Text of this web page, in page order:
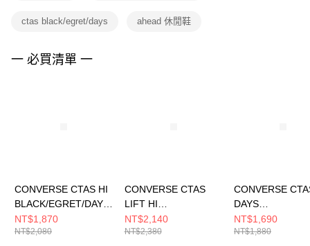
３．未成年的使用者請事先徵得法定代理人或監護人之同意方可使用
４．使用「AFTEE先享後付」時，將依據個別帳號之用戶狀況，依本公司即
ctas black/egret/days ahead 休閒鞋
一 必買清單 一
CONVERSE CTAS HI
BLACK/EGRET/DAYS
AHEAD 女 休閒鞋
A19056C
NT$1,870
NT$2,080
CONVERSE CTAS
LIFT HI
EGRET/EGRET/BLAC
K 女 休閒鞋 A16107C
NT$2,140
NT$2,380
CONVERSE
DAYS
AHEAD/EGRET/
女 休閒鞋
NT$1,690
NT$1,880